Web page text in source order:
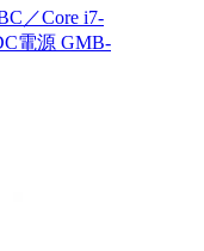
／Core i7-
電源 GMB-